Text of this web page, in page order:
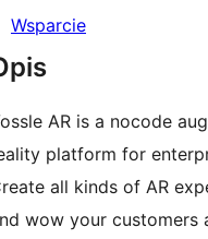
Wsparcie
AR is a nocode
platform for
all kinds of AR
wow your customers